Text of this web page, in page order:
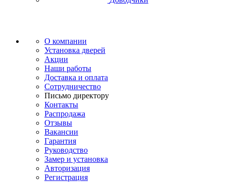
О компании
Установка дверей
Акции
Наши работы
Доставка и оплата
Сотрудничество
Письмо директору
Контакты
Распродажа
Отзывы
Вакансии
Гарантия
Руководство
Замер и установка
Авторизация
Регистрация